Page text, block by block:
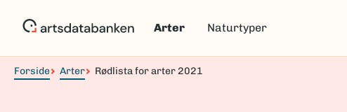
Arter Naturtyper
Navigasjonssti
Forside Arter Rødlista for arter 2021